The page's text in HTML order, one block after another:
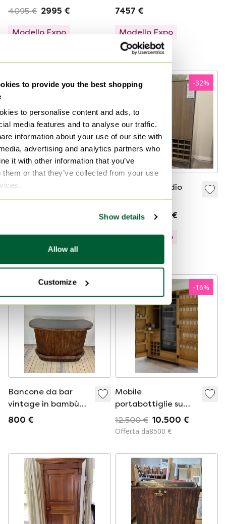
to provide you the best shopping
to personalise content and ads, to
media features and to analyse our traffic.
information about your use of our site with
advertising and analytics partners who
it with other information that you’ve
them or that they’ve collected from your use
Show details
Allow all
Customize
Furniture
4095 € 2995 €
Modello Expo
7457 €
Modello Expo
Curato
Mobile bar vintage
in rovere anni '70
-32%
Mobiletto medio
alto
4095 €
2784 €
Modello Expo
Bancone da bar
vintage in bambù
degli anni '70
800 €
-16%
Mobile
portabottiglie su
misura / cantina vini
realizzata su misura
12.500 € 10.500 €
Offerta da8500 €